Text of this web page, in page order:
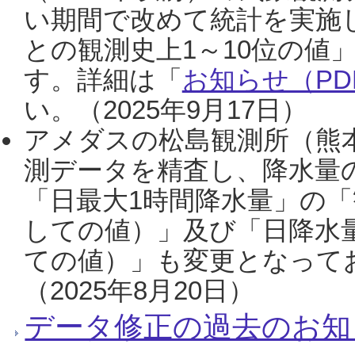
い期間で改めて統計を実
との観測史上1～10位の値
す。詳細は「 お知らせ（
い。（2025年9月17日）
アメダスの松島観測所（熊
測データを精査し、降水
「日最大1時間降水量」の
しての値）」及び「日降
ての値）」も変更となっ
（2025年8月20日）
データ修正の過去のお